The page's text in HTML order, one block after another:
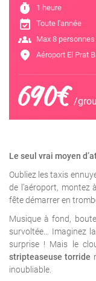
timer 1 heure
event_available Toute l'année
groups Max 8 personnes
location_on Aéroport El Prat
690€/
Le seul vrai moyen
Oubliez les taxis
de l’aéroport, montez
fête démarrer en
Musique à fond,
survoltée… Imaginez
surprise ! Mais le
stripteaseuse torride
inoubliable.